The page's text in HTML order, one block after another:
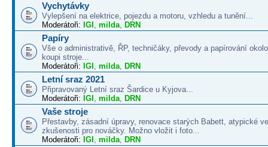
Vychytávky
Vylepšení na elektrice, pojezdu a motoru, vzhledu a tunění...
Moderátoři: IGI , milda, DRN
Papíry
Vše o administrativě, ŘP, techničáky, převody a papírování
koupi stroje...
Moderátoři: IGI , milda, DRN
Letní sraz 2021
Připravovaný Letní sraz Šardice u Kyjova...
Moderátoři: IGI , milda, DRN
Vaše stroje
Přestavby, zásadní úpravy, renovace starých Babett, atypické
zkušenosti pro nováčky. Možno vložit i foto...
Moderátoři: IGI , milda, DRN